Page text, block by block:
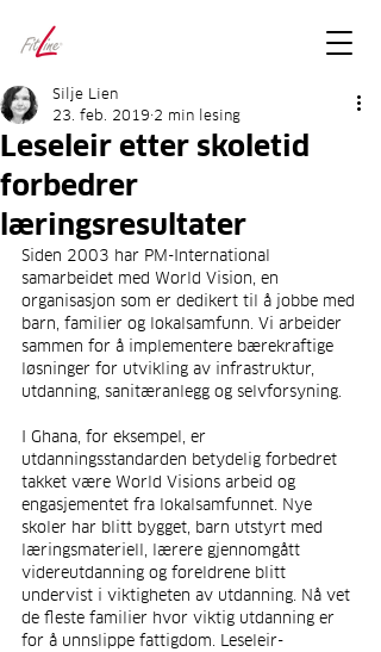
Leseleir etter skoletid
forbedrer
læringsresultater
Silje Lien
23. feb. 2019 2 min lesing
Siden 2003 har PM-International
samarbeidet med World Vision, en
organisasjon som er dedikert til å jobbe med
barn, familier og lokalsamfunn. Vi arbeider
sammen for å implementere bærekraftige
løsninger for utvikling av infrastruktur,
utdanning, sanitæranlegg og selvforsyning.
I Ghana, for eksempel, er
utdanningsstandarden betydelig forbedret
takket være World Visions arbeid og
engasjementet fra lokalsamfunnet. Nye
skoler har blitt bygget, barn utstyrt med
læringsmateriell, lærere gjennomgått
videreutdanning og foreldrene blitt
undervist i viktigheten av utdanning. Nå vet
de fleste familier hvor viktig utdanning er
for å unnslippe fattigdom. Leseleir-